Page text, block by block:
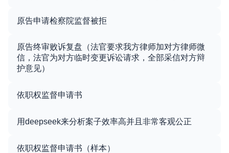
原告申请检察院监督被拒
原告终审败诉复盘（法官要求我方律师加对方律师微
信，法官为对方临时变更诉讼请求，全部采信对方辩
护意见）
依职权监督申请书
用deepseek来分析案子效率高并且非常客观公正
依职权监督申请书（样本）